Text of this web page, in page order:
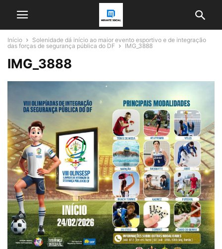
Início
Solenidade dá início ao maior evento esportivo e de integração
das forças de segurança pública do DF
IMG_3888
IMG_3888